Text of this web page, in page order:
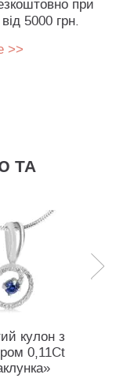
при
5000 грн.
>>
ТА
кулон з
0,11Ct